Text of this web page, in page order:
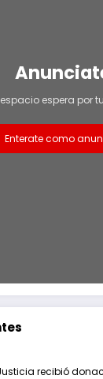
espera por
Enterate como
recibió